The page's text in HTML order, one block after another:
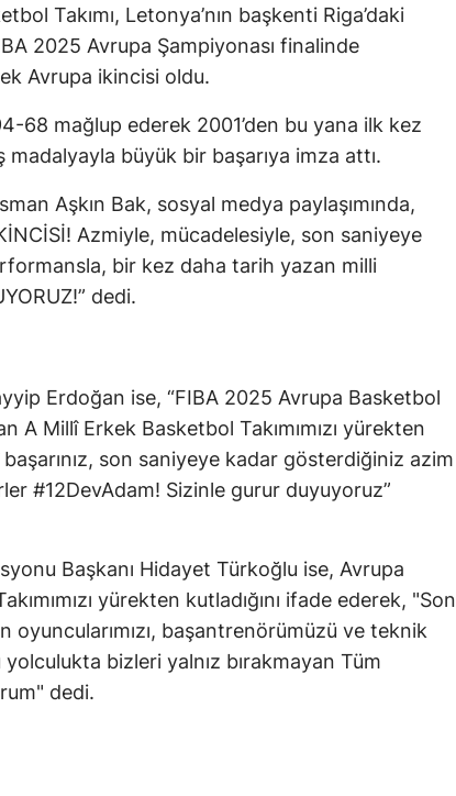
Takımı, Letonya’nın başkenti Riga’daki
2025 Avrupa Şampiyonası finalinde
Avrupa ikincisi oldu.
68 mağlup ederek 2001’den bu yana ilk kez
madalyayla büyük bir başarıya imza attı.
Aşkın Bak, sosyal medya paylaşımında,
Azmiyle, mücadelesiyle, son saniyeye
bir kez daha tarih yazan milli
dedi.
Erdoğan ise, “FIBA 2025 Avrupa Basketbol
A Millî Erkek Basketbol Takımımızı yürekten
son saniyeye kadar gösterdiğiniz azim
#12DevAdam! Sizinle gurur duyuyoruz”
Başkanı Hidayet Türkoğlu ise, Avrupa
yürekten kutladığını ifade ederek, "Son
oyuncularımızı, başantrenörümüzü ve teknik
bizleri yalnız bırakmayan Tüm
dedi.